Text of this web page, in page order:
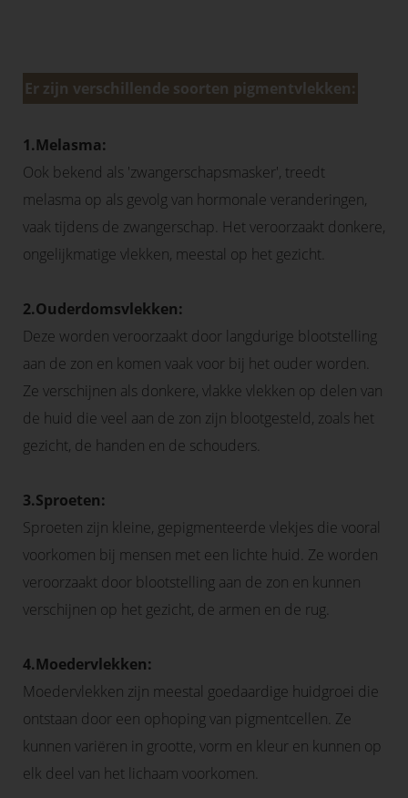
Er zijn verschillende soorten pigmentvlekken:
1.Melasma:
Ook bekend als 'zwangerschapsmasker', treedt
melasma op als gevolg van hormonale veranderingen,
vaak tijdens de zwangerschap. Het veroorzaakt donkere,
ongelijkmatige vlekken, meestal op het gezicht.
2.Ouderdomsvlekken:
Deze worden veroorzaakt door langdurige blootstelling
aan de zon en komen vaak voor bij het ouder worden.
Ze verschijnen als donkere, vlakke vlekken op delen van
de huid die veel aan de zon zijn blootgesteld, zoals het
gezicht, de handen en de schouders.
3.Sproeten:
Sproeten zijn kleine, gepigmenteerde vlekjes die vooral
voorkomen bij mensen met een lichte huid. Ze worden
veroorzaakt door blootstelling aan de zon en kunnen
verschijnen op het gezicht, de armen en de rug.
4.Moedervlekken:
Moedervlekken zijn meestal goedaardige huidgroei die
ontstaan door een ophoping van pigmentcellen. Ze
kunnen variëren in grootte, vorm en kleur en kunnen op
elk deel van het lichaam voorkomen.